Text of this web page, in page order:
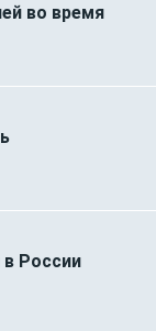
во время
России